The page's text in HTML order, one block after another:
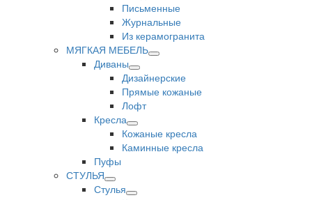
Письменные
Журнальные
Из керамогранита
МЯГКАЯ МЕБЕЛЬ
Диваны
Дизайнерские
Прямые кожаные
Лофт
Кресла
Кожаные кресла
Каминные кресла
Пуфы
СТУЛЬЯ
Стулья